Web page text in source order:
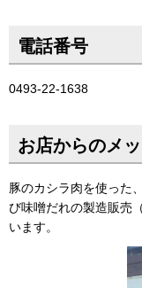
電話番号
0493-22-1638
お店からのメ
豚のカシラ肉を使った
び味噌だれの製造販売
います。